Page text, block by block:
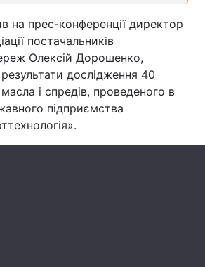
Лайт
Інциденти
Туризм
Погода
Регіони
на прес-конференції директор
постачальників
Олексій Дорошенко,
дослідження 40
і спредів, проведеного в
підприємства